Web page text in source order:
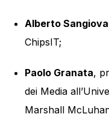
Alberto
ChipsIT;
Paolo Granata,
dei Media
Marshall